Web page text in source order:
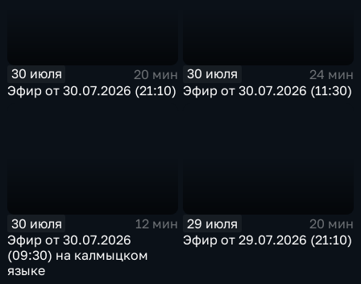
30 июля
20 мин
Эфир от 30.07.2026 (21:10)
30 июля
24 мин
Эфир от 30.07.2026 (11:30)
30 июля
12 мин
Эфир от 30.07.2026
(09:30) на калмыцком
языке
29 июля
20 мин
Эфир от 29.07.2026 (21:10)